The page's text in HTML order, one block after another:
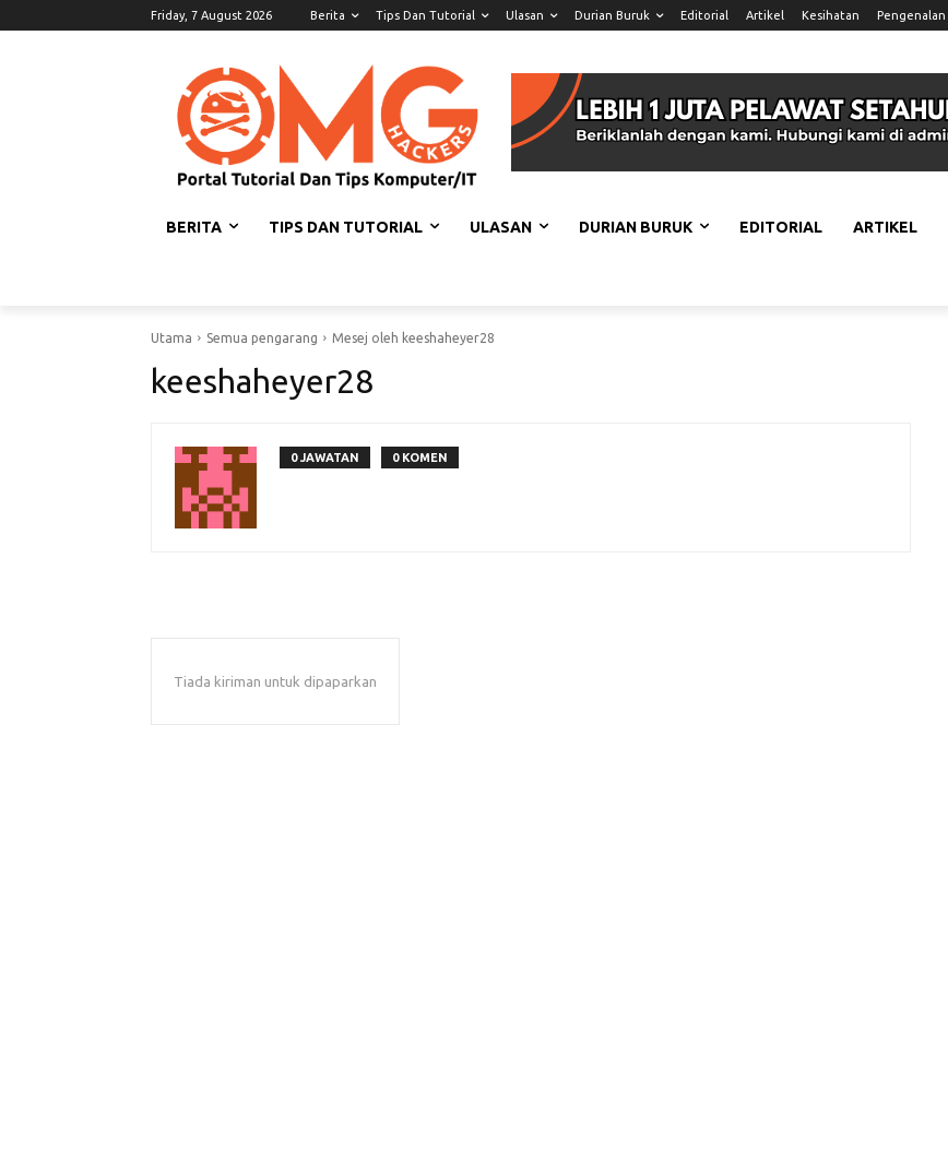
Friday, 7 August 2026 Berita Tips Dan Tutorial Ulasan Durian Buruk Editorial Artikel Kesihatan Pengenalan
BERITA TIPS DAN TUTORIAL ULASAN DURIAN BURUK EDITORIAL ARTIKEL
Utama Semua pengarang Mesej oleh keeshaheyer28
keeshaheyer28
0 JAWATAN 0 KOMEN
Tiada kiriman untuk dipaparkan